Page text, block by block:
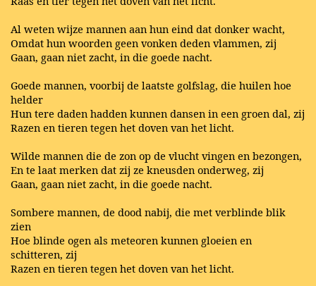
Al weten wijze mannen aan hun eind dat donker wacht,
Omdat hun woorden geen vonken deden vlammen, zij
Gaan, gaan niet zacht, in die goede nacht.
Goede mannen, voorbij de laatste golfslag, die huilen hoe
helder
Hun tere daden hadden kunnen dansen in een groen dal, zij
Razen en tieren tegen het doven van het licht.
Wilde mannen die de zon op de vlucht vingen en bezongen,
En te laat merken dat zij ze kneusden onderweg, zij
Gaan, gaan niet zacht, in die goede nacht.
Sombere mannen, de dood nabij, die met verblinde blik
zien
Hoe blinde ogen als meteoren kunnen gloeien en
schitteren, zij
Razen en tieren tegen het doven van het licht.